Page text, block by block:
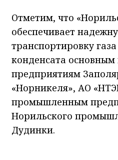
Отметим, что
обеспечивает
транспортировку газа
конденсата
предприятиям
«Норникеля», АО
промышленным
Норильского
Дудинки.